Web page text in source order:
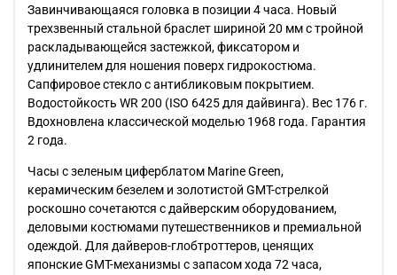
Завинчивающаяся головка в позиции 4 часа. Новый
трехзвенный стальной браслет шириной 20 мм с тройной
раскладывающейся застежкой, фиксатором и
удлинителем для ношения поверх гидрокостюма.
Сапфировое стекло с антибликовым покрытием.
Водостойкость WR 200 (ISO 6425 для дайвинга). Вес 176 г.
Вдохновлена классической моделью 1968 года. Гарантия
2 года.
Часы с зеленым циферблатом Marine Green,
керамическим безелем и золотистой GMT-стрелкой
роскошно сочетаются с дайверским оборудованием,
деловыми костюмами путешественников и премиальной
одеждой. Для дайверов-глобтроттеров, ценящих
японские GMT-механизмы с запасом хода 72 часа,